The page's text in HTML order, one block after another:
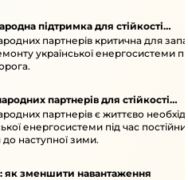
підтримка для стійкості
партнерів критична для
української енергосистеми
партнерів для стійкості
партнерів є життєво
енергосистеми під час
до наступної зими.
як зменшити навантаження